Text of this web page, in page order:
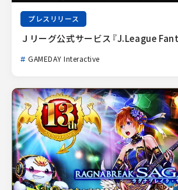
プレスリリース
Ｊリーグ公式サービス『J.League
GAMEDAY Interactive